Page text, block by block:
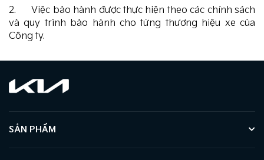
2. Việc bảo hành được thực hiện theo các chính sách
và quy trình bảo hành cho từng thương hiệu xe của
Công ty.
SẢN PHẨM